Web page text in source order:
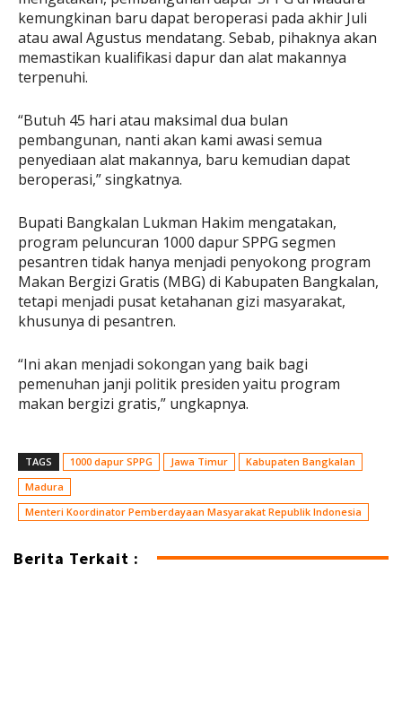
kemungkinan baru dapat beroperasi pada akhir Juli
atau awal Agustus mendatang. Sebab, pihaknya akan
memastikan kualifikasi dapur dan alat makannya
terpenuhi.
“Butuh 45 hari atau maksimal dua bulan
pembangunan, nanti akan kami awasi semua
penyediaan alat makannya, baru kemudian dapat
beroperasi,” singkatnya.
Bupati Bangkalan Lukman Hakim mengatakan,
program peluncuran 1000 dapur SPPG segmen
pesantren tidak hanya menjadi penyokong program
Makan Bergizi Gratis (MBG) di Kabupaten Bangkalan,
tetapi menjadi pusat ketahanan gizi masyarakat,
khusunya di pesantren.
“Ini akan menjadi sokongan yang baik bagi
pemenuhan janji politik presiden yaitu program
makan bergizi gratis,” ungkapnya.
TAGS 1000 dapur SPPG Jawa Timur
Kabupaten Bangkalan
Madura
Menteri Koordinator Pemberdayaan Masyarakat Republik Indonesia
Berita Terkait :